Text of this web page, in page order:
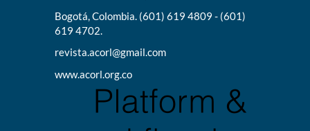
Bogotá, Colombia. (601) 619 4809 - (601)
619 4702.
revista.acorl@gmail.com
www.acorl.org.co